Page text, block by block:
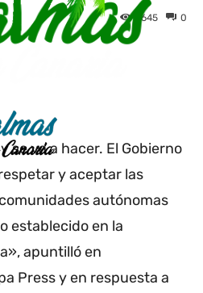
0
2645
se va a hacer. El Gobierno
y aceptar las
autónomas
establecido en la
apuntilló en
Press y en respuesta a